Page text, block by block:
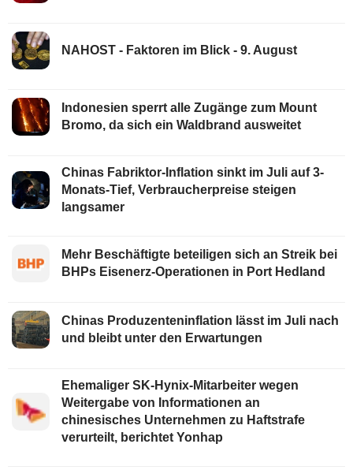
NAHOST - Faktoren im Blick - 9. August
Indonesien sperrt alle Zugänge zum Mount
Bromo, da sich ein Waldbrand ausweitet
Chinas Fabriktor-Inflation sinkt im Juli auf 3-
Monats-Tief, Verbraucherpreise steigen
langsamer
Mehr Beschäftigte beteiligen sich an Streik bei
BHPs Eisenerz-Operationen in Port Hedland
Chinas Produzenteninflation lässt im Juli nach
und bleibt unter den Erwartungen
Ehemaliger SK-Hynix-Mitarbeiter wegen
Weitergabe von Informationen an
chinesisches Unternehmen zu Haftstrafe
verurteilt, berichtet Yonhap